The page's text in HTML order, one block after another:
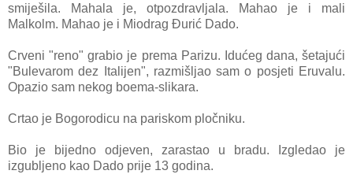
smiješila. Mahala je, otpozdravljala. Mahao je i mali
Malkolm. Mahao je i Miodrag Đurić Dado.
Crveni "reno" grabio je prema Parizu. Idućeg dana, šetajući
"Bulevarom dez Italijen", razmišljao sam o posjeti Eruvalu.
Opazio sam nekog boema-slikara.
Crtao je Bogorodicu na pariskom pločniku.
Bio je bijedno odjeven, zarastao u bradu. Izgledao je
izgubljeno kao Dado prije 13 godina.